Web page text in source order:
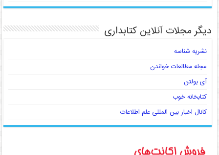
دیگر مجلات آنلاین کتابداری
نشریه شناسه
مجله مطالعات خواندن
آی بولتن
کتابخانه خوب
کانال اخبار بین المللی علم اطلاعات